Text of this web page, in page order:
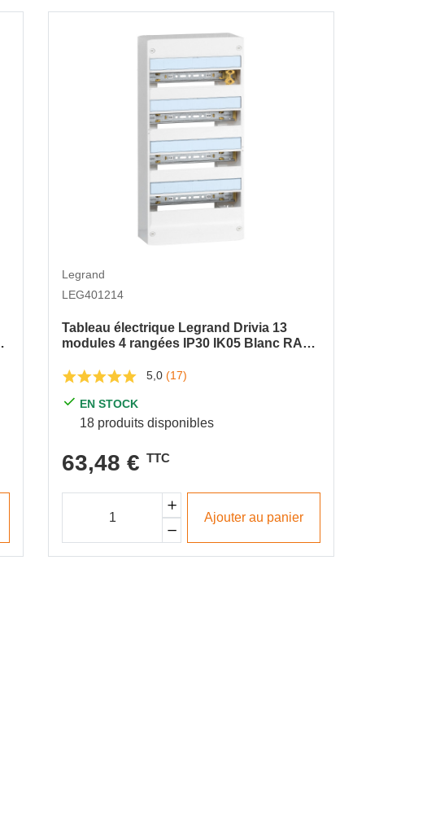
Legrand
LEG401214
Tableau électrique Legrand Drivia 13
modules 4 rangées IP30 IK05 Blanc RAL
5,0 (17)
EN STOCK
18 produits disponibles
63,48 € TTC
Ajouter au panier